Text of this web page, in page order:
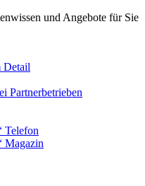
und Angebote für Sie
Detail
Partnerbetrieben
Telefon
Magazin